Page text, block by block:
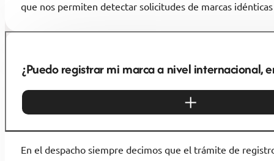
que nos permiten detectar solicitudes de marcas
¿Puedo registrar mi marca a nivel internacional,
En el despacho siempre decimos que el trámite de